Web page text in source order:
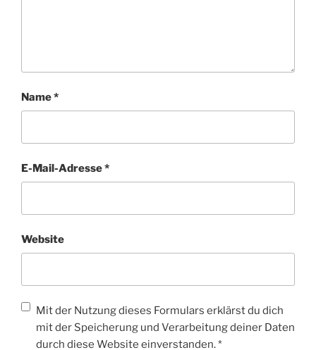
Name*
E-Mail-Adresse*
Website
Mit der Nutzung dieses Formulars erklärst du dich
mit der Speicherung und Verarbeitung deiner Daten
durch diese Website einverstanden.*